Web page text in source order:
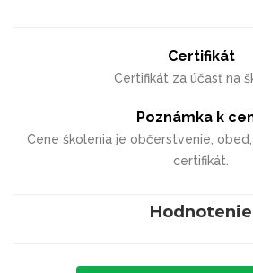
Certifikát
Certifikát za účasť na
Poznámka k
Cene školenia je občerstvenie,
certifikát.
Hodnotenie